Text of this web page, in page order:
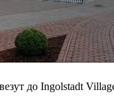
до Ingolstadt